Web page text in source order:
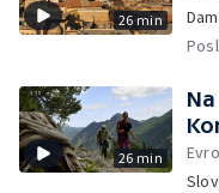
26 min
26 min